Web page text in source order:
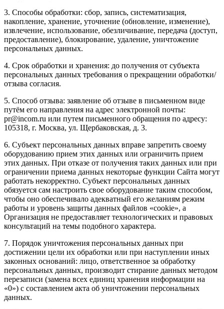
3. Способы обработки: сбор, запись, систематизация,
накопление, хранение, уточнение (обновление, изменение),
извлечение, использование, обезличивание, передача (доступ,
предоставление), блокирование, удаление, уничтожение
персональных данных.
4. Срок обработки и хранения: до получения от субъекта
персональных данных требования о прекращении обработки/
отзыва согласия.
5. Способ отзыва: заявление об отзыве в письменном виде
путём его направления на адрес электронной почты:
pr@incom.ru или путем письменного обращения по адресу:
105318, г. Москва, ул. Щербаковская, д. 3.
6. Субъект персональных данных вправе запретить своему
оборудованию прием этих данных или ограничить прием
этих данных. При отказе от получения таких данных или при
ограничении приема данных некоторые функции Сайта могут
работать некорректно. Субъект персональных данных
обязуется сам настроить свое оборудование таким способом,
чтобы оно обеспечивало адекватный его желаниям режим
работы и уровень защиты данных файлов «cookie», а
Организация не предоставляет технологических и правовых
консультаций на темы подобного характера.
7. Порядок уничтожения персональных данных при
достижении цели их обработки или при наступлении иных
законных оснований: лицо, ответственное за обработку
персональных данных, производит стирание данных методом
перезаписи (замена всех единиц хранения информации на
«0») с составлением акта об уничтожении персональных
данных.